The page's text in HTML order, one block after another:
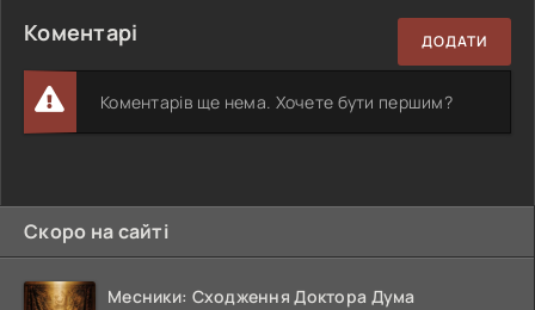
Коментарі ДОДАТИ
Коментарів ще нема. Хочете бути першим?
Скоро на сайті
Месники: Сходження Доктора Дума